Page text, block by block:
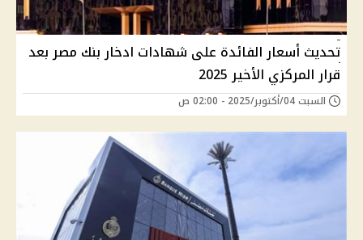
تحديث أسعار الفائدة على شهادات ادخار بنك مصر بعد
قرار المركزي الأخير 2025
السبت 04/أكتوبر/2025 - 02:00 ص